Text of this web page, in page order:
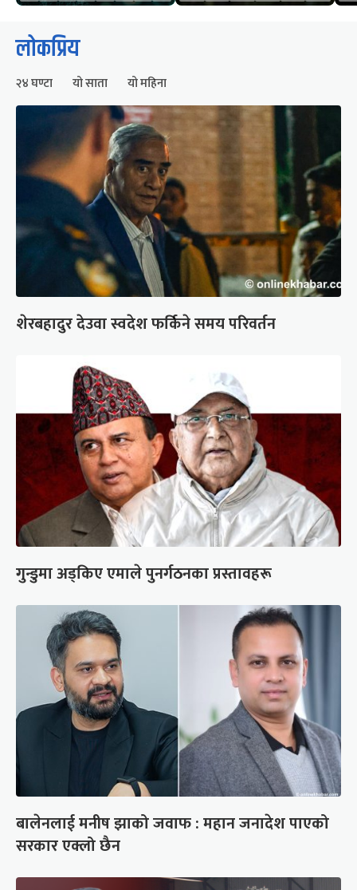
लोकप्रिय
२४ घण्टा यो साता यो महिना
शेरबहादुर देउवा स्वदेश फर्किने समय परिवर्तन
गुन्डुमा अड्किए एमाले पुनर्गठनका प्रस्तावहरू
बालेनलाई मनीष झाको जवाफ : महान जनादेश पाएको
सरकार एक्लो छैन